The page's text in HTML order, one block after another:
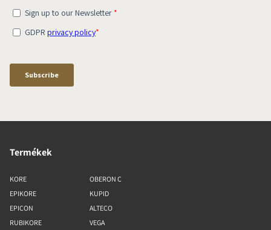
Termékek
KORE
EPIKORE
EPICON
RUBIKORE
OBERON C
KUPID
ALTECO
VEGA